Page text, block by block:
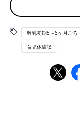
離乳初期5～6ヶ月ごろ
育児体験談